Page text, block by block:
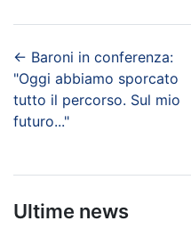
← Baroni in conferenza:
"Oggi abbiamo sporcato
tutto il percorso. Sul mio
futuro..."
Ultime news